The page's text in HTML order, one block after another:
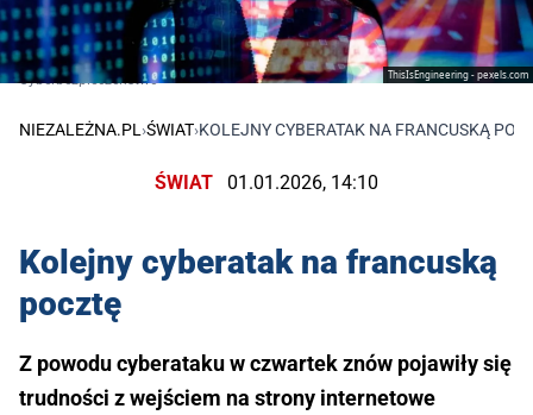
ThisIsEngineering - pexels.com
Cyberbezpieczeństwo
NIEZALEŻNA.PL ›ŚWIAT›KOLEJNY CYBERATAK NA FRANCUSKĄ
ŚWIAT 01.01.2026, 14:10
Kolejny cyberatak na francuską
pocztę
Z powodu cyberataku w czwartek znów pojawiły się
trudności z wejściem na strony internetowe